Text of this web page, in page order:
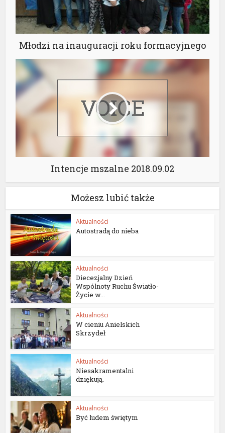
Młodzi na inauguracji roku formacyjnego
Intencje mszalne 2018.09.02
Możesz lubić także
Aktualności
Autostradą do nieba
Aktualności
Diecezjalny Dzień
Wspólnoty Ruchu Światło-
Życie w...
Aktualności
W cieniu Anielskich
Skrzydeł
Aktualności
Niesakramentalni
dziękują.
Aktualności
Być ludem świętym